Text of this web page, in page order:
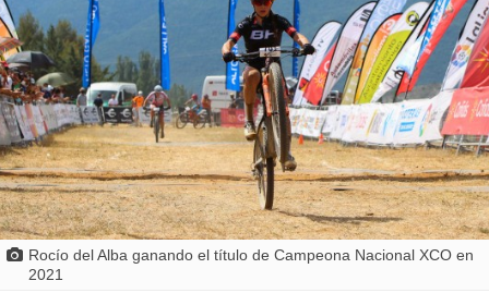
Rocío del Alba ganando el título de Campeona Nacional XCO en
2021